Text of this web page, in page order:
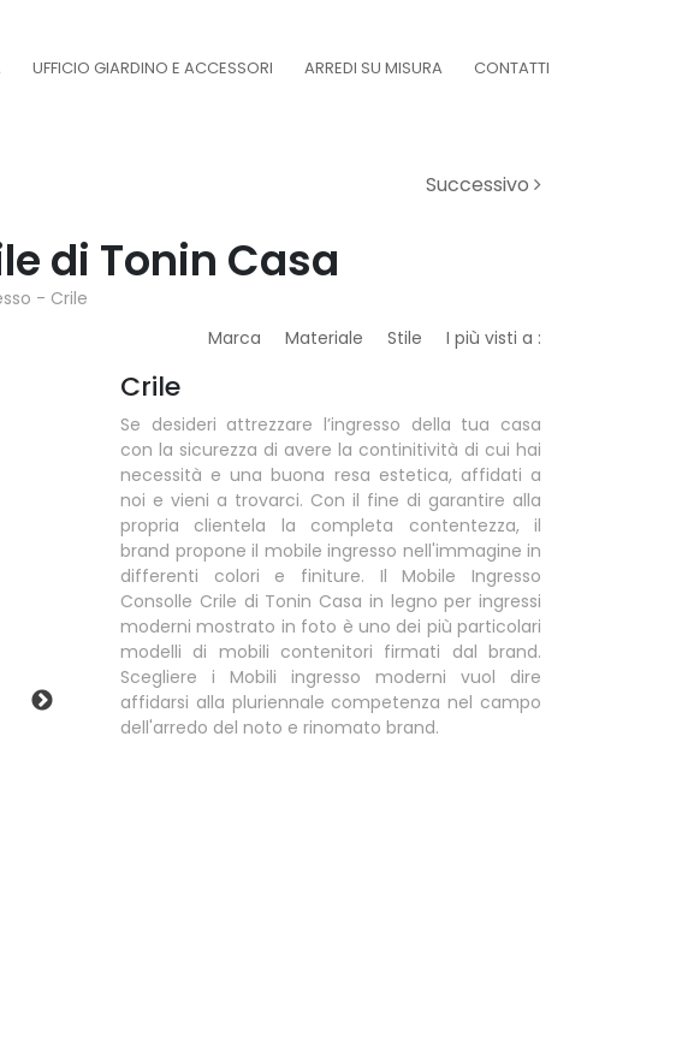
UFFICIO GIARDINO E ACCESSORI ARREDI SU MISURA CONTATTI
Successivo
di Tonin Casa
- Crile
Marca
Materiale Stile I più visti a :
Crile
Se desideri attrezzare l’ingresso della tua casa
con la sicurezza di avere la continitività di cui hai
necessità e una buona resa estetica, affidati a
noi e vieni a trovarci. Con il fine di garantire alla
propria clientela la completa contentezza, il
brand propone il mobile ingresso nell'immagine in
differenti colori e finiture. Il Mobile Ingresso
Consolle Crile di Tonin Casa in legno per ingressi
moderni mostrato in foto è uno dei più particolari
modelli di mobili contenitori firmati dal brand.
Scegliere i Mobili ingresso moderni vuol dire
affidarsi alla pluriennale competenza nel campo
dell'arredo del noto e rinomato brand.